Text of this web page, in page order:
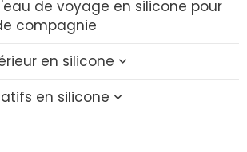
de voyage en silicone pour
compagnie
en silicone
en silicone
en silicone